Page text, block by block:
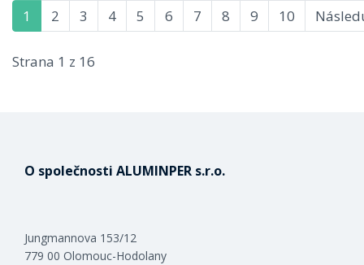
1
2 3 4 5 6 7 8 9 10
Strana 1 z 16
O společnosti ALUMINPER s.r.o.
Jungmannova 153/12
779 00 Olomouc-Hodolany